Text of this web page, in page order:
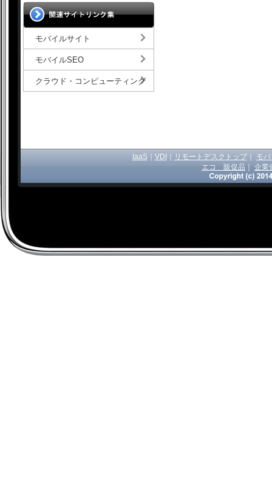
モバイルサイト
モバイルSEO
クラウド・コンピューティング
IaaS｜ VDI リモートデスクトップ｜
モ
エコ 販促品
企業